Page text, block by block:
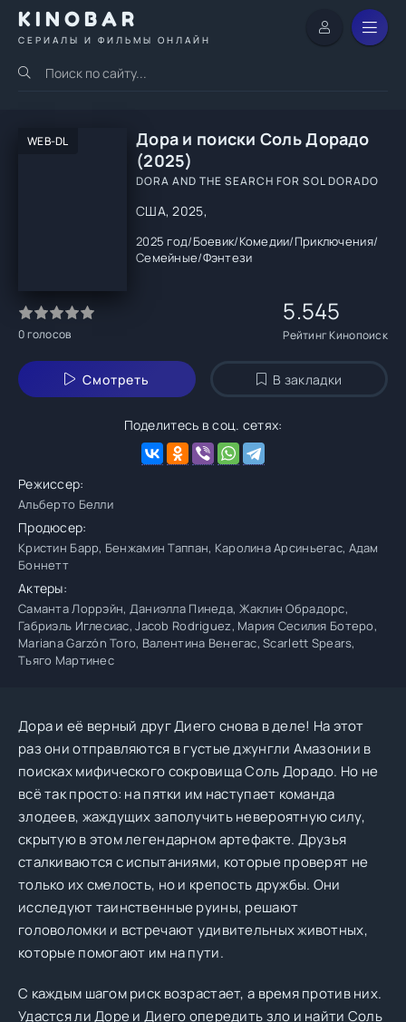
KINOBAR
СЕРИАЛЫ И ФИЛЬМЫ ОНЛАЙН
WEB-DL
Дора и поиски Соль Дорадо
(2025)
DORA AND THE SEARCH FOR SOL DORADO
США, 2025,
2025 год/Боевик/Комедии/Приключения/
Семейные/Фэнтези
0голосов
5.545
Рейтинг Кинопоиск
Смотреть В закладки
Поделитесь в соц. сетях:
Режиссер:
Альберто Белли
Продюсер:
Кристин Барр, Бенжамин Таппан, Каролина Арсиньегас, Адам
Боннетт
Актеры:
Саманта Лоррэйн, Даниэлла Пинеда, Жаклин Обрадорс,
Габриэль Иглесиас, Jacob Rodriguez, Мария Сесилия Ботеро,
Mariana Garzón Toro, Валентина Венегас, Scarlett Spears,
Тьяго Мартинес
Дора и её верный друг Диего снова в деле! На этот
раз они отправляются в густые джунгли Амазонии в
поисках мифического сокровища Соль Дорадо. Но не
всё так просто: на пятки им наступает команда
злодеев, жаждущих заполучить невероятную силу,
скрытую в этом легендарном артефакте. Друзья
сталкиваются с испытаниями, которые проверят не
только их смелость, но и крепость дружбы. Они
исследуют таинственные руины, решают
головоломки и встречают удивительных животных,
которые помогают им на пути.
С каждым шагом риск возрастает, а время против них.
Удастся ли Доре и Диего опередить зло и найти Соль